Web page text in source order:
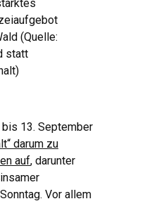
(Quelle:
statt
bis 13. September
darum zu
auf, darunter
Vor allem